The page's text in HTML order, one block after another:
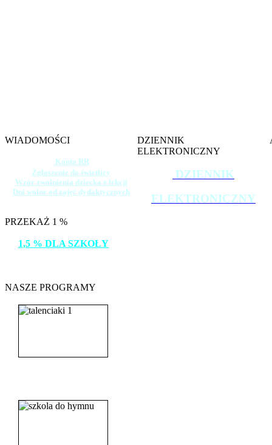
WIADOMOŚCI
Konto RR
Zgłoszenie do świetlicy
Wzór zwolnienia dziecka z lekcji
Dni wolne od zajęć dydaktycznych
DZIENNIK
ELEKTRONICZNY
DZIENNIK
ELEKTRONICZNY
PRZEKAŻ 1 %
1,5 % DLA SZKOŁY
NASZE PROGRAMY